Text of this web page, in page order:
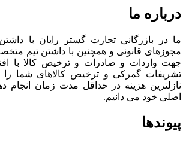
درباره ما
مجوزهای قانونی و همچنین با داشتن تیم
جهت واردات و صادرات و ترخیص کالا با
تشریفات گمرکی و ترخیص کالاهای شما را
نازلترین هزینه در حداقل مدت زمان انجام
اصلی خود می دانیم.
پیوندها